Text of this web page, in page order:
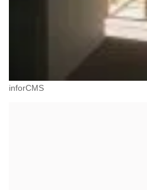
inforCMS